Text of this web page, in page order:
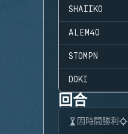
SHAIIKO
ALEM4O
STOMPN
DOKI
回合
因時間勝利